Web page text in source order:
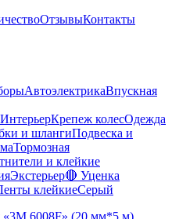
ОтзывыКонтакты
АвтоэлектрикаВпускная
ИнтерьерКрепеж колесОдежда
и шлангиПодвеска и
Тормозная
и клейкие
Экстерьер🔴 Уценка
клейкиеСерый